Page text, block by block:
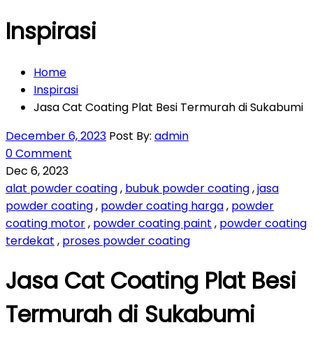
Inspirasi
Home
Inspirasi
Jasa Cat Coating Plat Besi Termurah di Sukabumi
December 6, 2023 Post By: admin
0 Comment
Dec 6, 2023
alat powder coating, bubuk powder coating,jasa
powder coating, powder coating harga, powder
coating motor, powder coating paint , powder coating
terdekat , proses powder coating
Jasa Cat Coating Plat Besi
Termurah di Sukabumi